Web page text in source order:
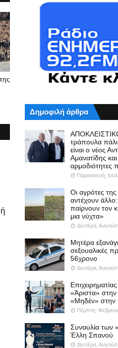
Δημοφιλή άρθρα
τράπουλα
είναι ο νέος
Αμανατίδης και
αρμοδιότητες
Παρασκευή,
Οι αγρότες της
αντέχουν
παίρνουν τον
μια νύχτα»
Δευτέρα,
Μητέρα
σεξουαλικές
56χρονο
Δευτέρα,
«Άριστα» στην
«Μηδέν» στην
Πέμπτη,
Συναυλία των
Έλλη Σπανού
Δευτέρα,